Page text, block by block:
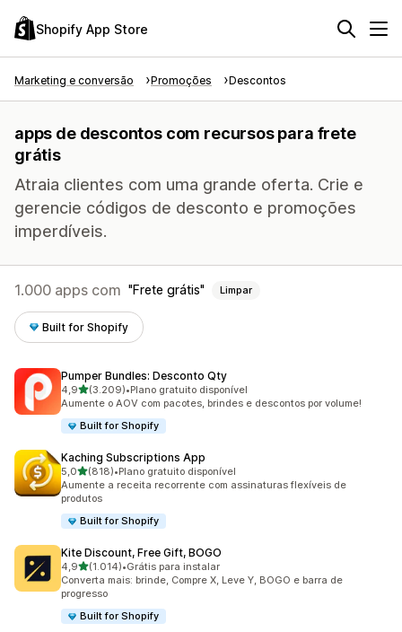
Shopify App Store
Marketing e conversão Promoções Descontos
apps de descontos com recursos para frete
grátis
Atraia clientes com uma grande oferta. Crie e
gerencie códigos de desconto e promoções
imperdíveis.
1.000 apps com Frete grátis Limpar
Built for Shopify
Pumper Bundles: Desconto Qty
4,9de 5 estrelas
(3.209)
3209 avaliações ao todo
•Plano gratuito disponível
Aumente o AOV com pacotes, brindes e descontos por volume!
Built for Shopify
Kaching Subscriptions App
5,0de 5 estrelas
(818)
818 avaliações ao todo
•Plano gratuito disponível
Aumente a receita recorrente com assinaturas flexíveis de
produtos
Built for Shopify
Kite Discount, Free Gift, BOGO
4,9de 5 estrelas
(1.014)
1014 avaliações ao todo
•Grátis para instalar
Converta mais: brinde, Compre X, Leve Y, BOGO e barra de
progresso
Built for Shopify